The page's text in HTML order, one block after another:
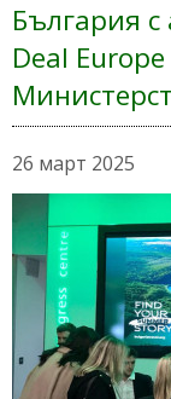
България с
Deal
26 март 2025